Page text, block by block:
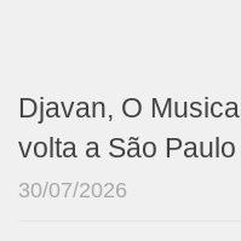
Djavan, O
volta a São
30/07/2026